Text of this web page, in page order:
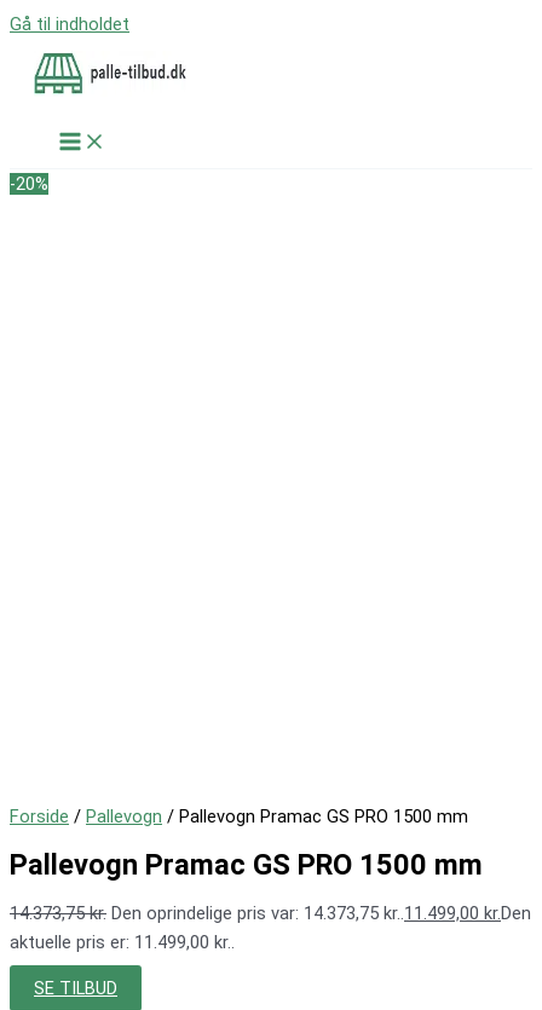
Gå til indholdet
-20%
Forside / Pallevogn / Pallevogn Pramac GS PRO 1500 mm
Pallevogn Pramac GS PRO 1500 mm
14.373,75kr. Den oprindelige pris var: 14.373,75 kr..11.499,00 kr.Den
aktuelle pris er: 11.499,00 kr..
SE TILBUD